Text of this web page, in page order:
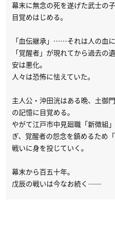
幕末に無念の死を遂げた武士の
目覚めはじめる。
「血伝継承」……それは人の血に
「覚醒者」が現れてから過去の
安は悪化。
人々は恐怖に怯えていた。
主人公・沖田洸はある晩、土御
の記憶に目覚める。
やがて江戸市中見廻職「新徴組
ぎ、覚醒者の怨念を鎮めるため
戦いに身を投じていく。
幕末から百五十年。
戊辰の戦いは今なお続く——